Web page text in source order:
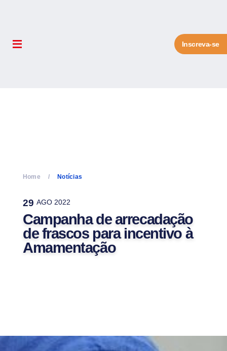
Inscreva-se
Home Notícias
29 AGO 2022
Campanha de arrecadação
de frascos para incentivo à
Amamentação